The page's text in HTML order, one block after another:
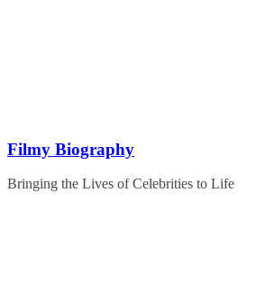
Filmy Biography
Bringing the Lives of Celebrities to Life